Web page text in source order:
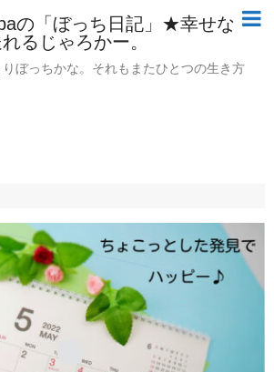
の「ぼっち日記」★幸せな
るじゃろかー。
ぼっちかな。それもまたひとつの生き方